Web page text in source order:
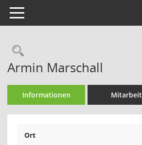
Toggle navigation
Rechercheauswahl
Armin Marschall
Informationen Mitarbeit
Ort